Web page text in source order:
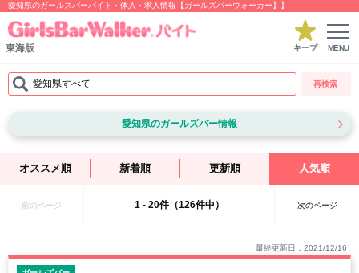
愛知県のガールズバーバイト・体入・求人情報【ガールズバーウォーカー】】
東海版 キープ MENU
愛知県すべて 再検索
愛知県のガールズバー情報
オススメ順 新着順 更新順 人気順
前のページ 1 - 20件（126件中） 次のページ
最終更新日：2021/12/16